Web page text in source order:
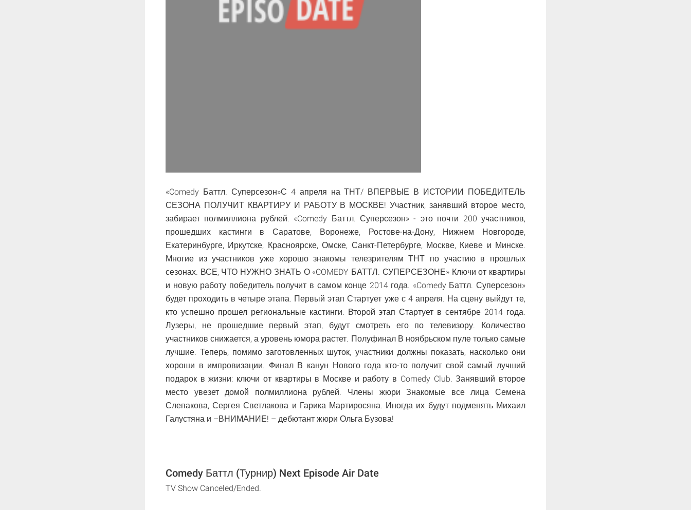
«Comedy Баттл. Суперсезон»С 4 апреля на ТНТ/ ВПЕРВЫЕ В ИСТОРИИ ПОБЕДИТЕЛЬ
СЕЗОНА ПОЛУЧИТ КВАРТИРУ И РАБОТУ В МОСКВЕ! Участник, занявший второе место,
забирает полмиллиона рублей. «Comedy Баттл. Суперсезон» - это почти 200 участников,
прошедших кастинги в Саратове, Воронеже, Ростове-на-Дону, Нижнем Новгороде,
Екатеринбурге, Иркутске, Красноярске, Омске, Санкт-Петербурге, Москве, Киеве и Минске.
Многие из участников уже хорошо знакомы телезрителям ТНТ по участию в прошлых
сезонах. ВСЕ, ЧТО НУЖНО ЗНАТЬ О «COMEDY БАТТЛ. СУПЕРСЕЗОНЕ» Ключи от квартиры
и новую работу победитель получит в самом конце 2014 года. «Comedy Баттл. Суперсезон»
будет проходить в четыре этапа. Первый этап Стартует уже с 4 апреля. На сцену выйдут те,
кто успешно прошел региональные кастинги. Второй этап Стартует в сентябре 2014 года.
Лузеры, не прошедшие первый этап, будут смотреть его по телевизору. Количество
участников снижается, а уровень юмора растет. Полуфинал В ноябрьском пуле только самые
лучшие. Теперь, помимо заготовленных шуток, участники должны показать, насколько они
хороши в импровизации. Финал В канун Нового года кто-то получит свой самый лучший
подарок в жизни: ключи от квартиры в Москве и работу в Comedy Club. Занявший второе
место увезет домой полмиллиона рублей. Члены жюри Знакомые все лица Семена
Слепакова, Сергея Светлакова и Гарика Мартиросяна. Иногда их будут подменять Михаил
Галустяна и –ВНИМАНИЕ! – дебютант жюри Ольга Бузова!
Comedy Баттл (Турнир) Next Episode Air Date
TV Show Canceled/Ended.